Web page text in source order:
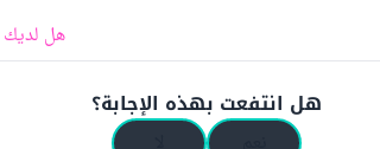
هل
هل انتفعت بهذه الإجابة؟